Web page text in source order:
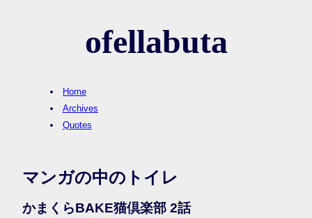
ofellabuta
Home
Archives
Quotes
マンガの中のトイレ
かまくらBAKE猫倶楽部 2話